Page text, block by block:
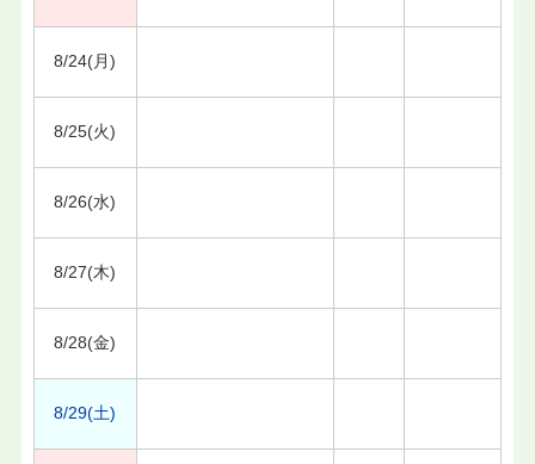
8/24(月)
8/25(火)
8/26(水)
8/27(木)
8/28(金)
8/29(土)